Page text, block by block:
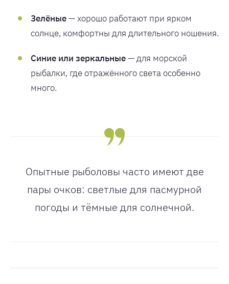
Зелёные— хорошо работают при ярком
солнце, комфортны для длительного ношения.
Синие или зеркальные— для морской
рыбалки, где отражённого света особенно
много.
Опытные рыболовы часто имеют две
пары очков: светлые для пасмурной
погоды и тёмные для солнечной.